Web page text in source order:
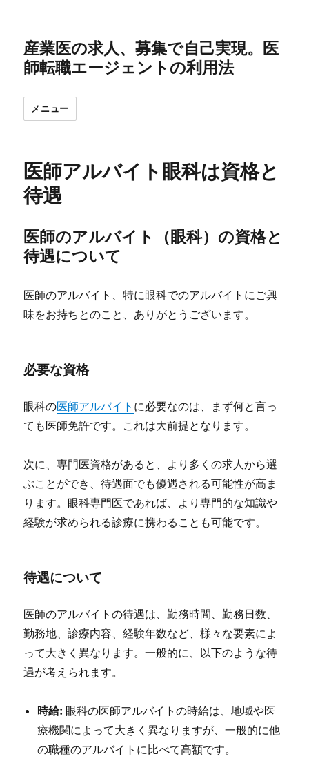
産業医の求人、募集で自己実現。医
師転職エージェントの利用法
メニュー
医師アルバイト眼科は資格と
待遇
医師のアルバイト（眼科）の資格と
待遇について
医師のアルバイト、特に眼科でのアルバイトにご興
味をお持ちとのこと、ありがとうございます。
必要な資格
眼科の医師アルバイト に必要なのは、まず何と言っ
ても医師免許です。これは大前提となります。
次に、専門医資格があると、より多くの求人から選
ぶことができ、待遇面でも優遇される可能性が高ま
ります。眼科専門医であれば、より専門的な知識や
経験が求められる診療に携わることも可能です。
待遇について
医師のアルバイトの待遇は、勤務時間、勤務日数、
勤務地、診療内容、経験年数など、様々な要素によ
って大きく異なります。一般的に、以下のような待
遇が考えられます。
時給: 眼科の医師アルバイトの時給は、地域や医
療機関によって大きく異なりますが、一般的に他
の職種のアルバイトに比べて高額です。